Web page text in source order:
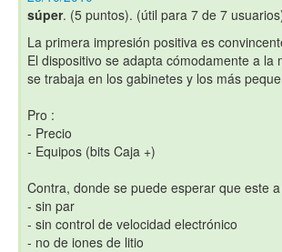
súper. (5 puntos). (útil para 7 de 7
La primera impresión positiva es
El dispositivo se adapta cómodamente a
se trabaja en los gabinetes y los más
Pro :
- Precio
- Equipos (bits Caja +)
Contra, donde se puede esperar que este
- sin par
- sin control de velocidad electrónico
- no de iones de litio